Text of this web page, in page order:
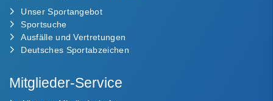
Unser Sportangebot
Sportsuche
Ausfälle und Vertretungen
Deutsches Sportabzeichen
Mitglieder-Service